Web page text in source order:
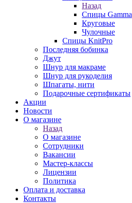
Назад
Спицы Gamma
Круговые
Чулочные
Спицы KnitPro
Последняя бобинка
Джут
Шнур для макраме
Шнур для рукоделия
Шпагаты, нити
Подарочные сертификаты
Акции
Новости
О магазине
Назад
О магазине
Сотрудники
Вакансии
Мастер-классы
Лицензии
Политика
Оплата и доставка
Контакты